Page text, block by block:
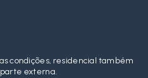
condições, residencial também
externa.